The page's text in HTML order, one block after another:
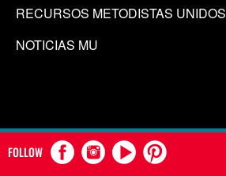
RECURSOS METODISTAS UNIDOS
NOTICIAS MU
FOLLOW